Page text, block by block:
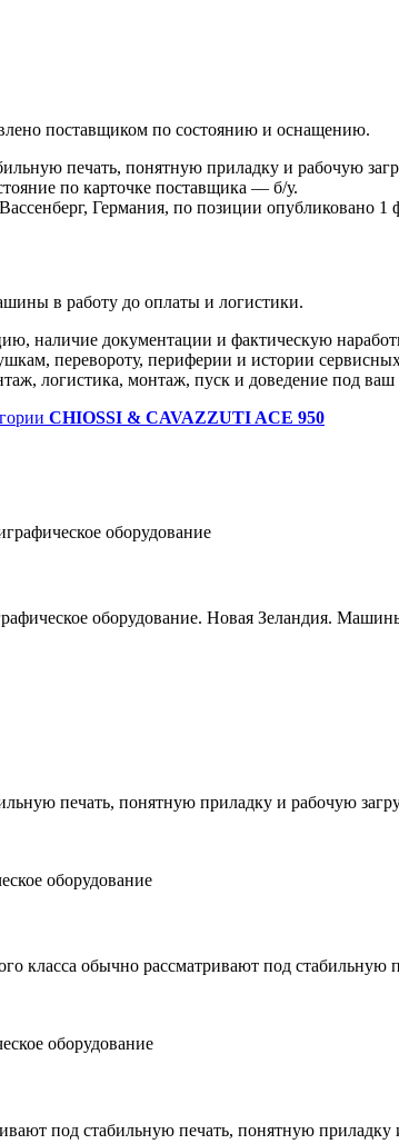
поставщиком по состоянию и оснащению.
печать, понятную приладку и рабочую
по карточке поставщика — б/у.
Германия, по позиции опубликовано 1
в работу до оплаты и логистики.
наличие документации и фактическую
перевороту, периферии и истории
логистика, монтаж, пуск и доведение под
CHIOSSI & CAVAZZUTI ACE 950
оборудование
оборудование. Новая Зеландия.
печать, понятную приладку и рабочую
оборудование
класса обычно рассматривают под стабильную
оборудование
под стабильную печать, понятную приладку